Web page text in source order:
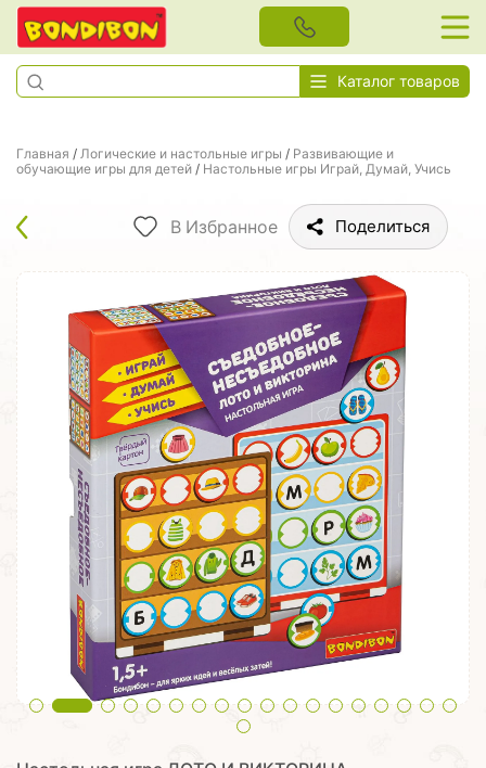
Каталог товаров
Главная / Логические и настольные игры / Развивающие и
обучающие игры для детей / Настольные игры Играй, Думай, Учись
В Избранное Поделиться